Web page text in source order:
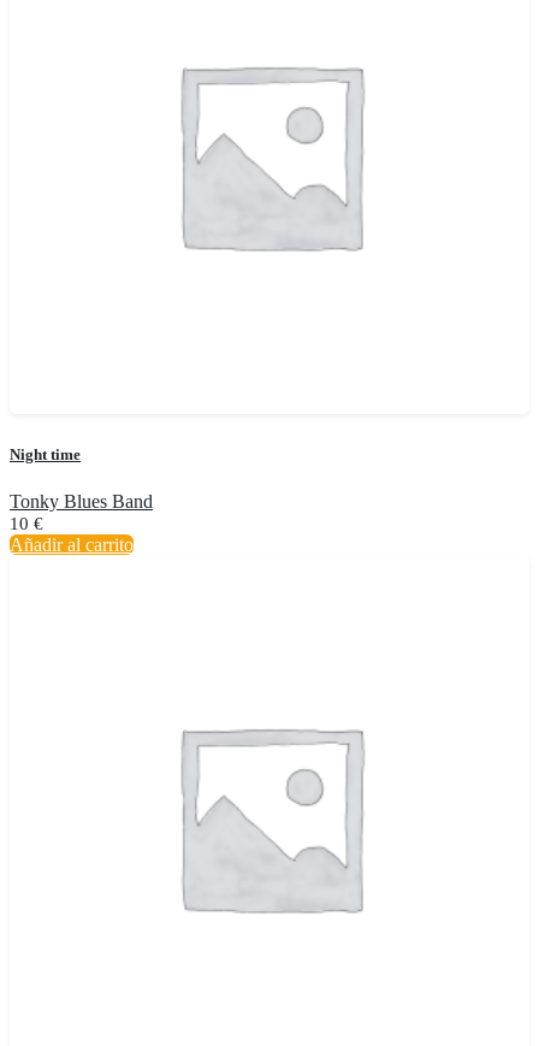
Night time
Tonky Blues Band
10 €
Añadir al carrito